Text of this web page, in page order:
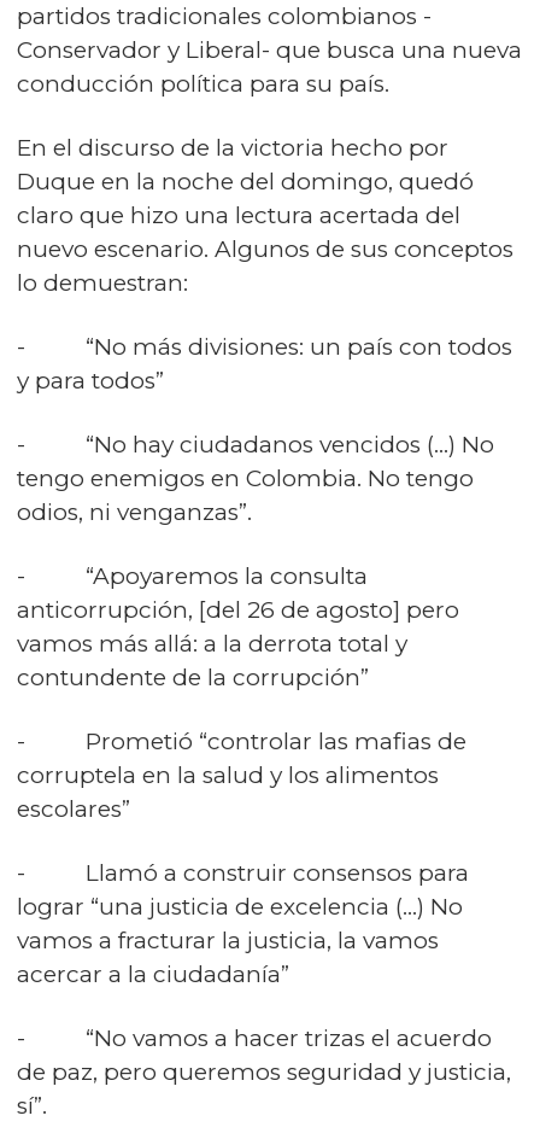
partidos tradicionales colombianos -
Conservador y Liberal- que busca una nueva
conducción política para su país.
En el discurso de la victoria hecho por
Duque en la noche del domingo, quedó
claro que hizo una lectura acertada del
nuevo escenario. Algunos de sus conceptos
lo demuestran:
- “No más divisiones: un país con todos
y para todos”
- “No hay ciudadanos vencidos (…) No
tengo enemigos en Colombia. No tengo
odios, ni venganzas”.
- “Apoyaremos la consulta
anticorrupción, [del 26 de agosto] pero
vamos más allá: a la derrota total y
contundente de la corrupción”
- Prometió “controlar las mafias de
corruptela en la salud y los alimentos
escolares”
- Llamó a construir consensos para
lograr “una justicia de excelencia (…) No
vamos a fracturar la justicia, la vamos
acercar a la ciudadanía”
- “No vamos a hacer trizas el acuerdo
de paz, pero queremos seguridad y justicia,
sí”.